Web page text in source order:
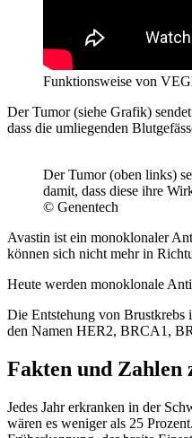
Funktionsweise von
Der Tumor (siehe Grafik)
dass die umliegenden
Der Tumor (oben links)
damit, dass diese ihre
© Genentech
Avastin ist ein monoklonaler
können sich nicht mehr in
Heute werden monoklonale
Die Entstehung von Brustkrebs
den Namen HER2, BRCA1,
Fakten und Zahlen
Jedes Jahr erkranken in der
wären es weniger als 25